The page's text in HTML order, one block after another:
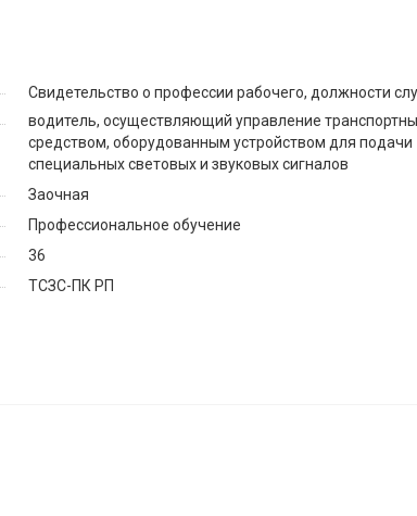
Свидетельство о профессии рабочего, должности
водитель, осуществляющий управление
средством, оборудованным устройством для подачи
специальных световых и звуковых сигналов
Заочная
Профессиональное обучение
36
ТСЗС-ПК РП